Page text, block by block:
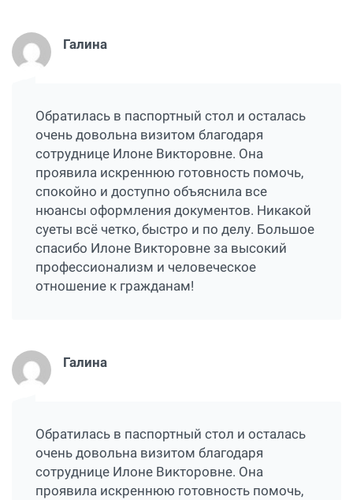
Галина
Обратилась в паспортный стол и осталась
очень довольна визитом благодаря
сотруднице Илоне Викторовне. Она
проявила искреннюю готовность помочь,
спокойно и доступно объяснила все
нюансы оформления документов. Никакой
суеты всё четко, быстро и по делу. Большое
спасибо Илоне Викторовне за высокий
профессионализм и человеческое
отношение к гражданам!
Галина
Обратилась в паспортный стол и осталась
очень довольна визитом благодаря
сотруднице Илоне Викторовне. Она
проявила искреннюю готовность помочь,